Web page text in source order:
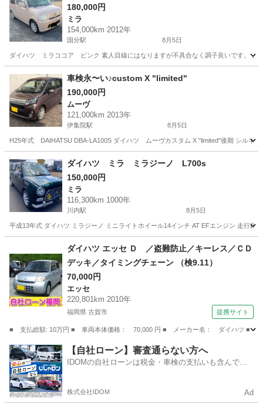
180,000円
ミラ
154,000km 2012年
国分駅 8月5日
ダイハツ ミラココア ピンク 素人目線にはなりますが不具合なく調子良いです。 よ
鹿児島 霧島市 国分駅
車検永〜い♪custom X "limited"
190,000円
ムーヴ
121,000km 2013年
伊集院駅 8月5日
H25年式 DAIHATSU DBA-LA100S ダイハツ ムーヴカスタム X "limited"後期 シル
鹿児島 日置市 伊集院駅 ムーヴ
ダイハツ ミラ ミラジーノ L700s
150,000円
ミラ
116,300km 1000年
川内駅 8月5日
平成13年式 ダイハツ ミラジーノ ミニライトホイール14インチ AT EFエンジン 走行
薩摩川内市 ミラ L700
ダイハツ エッセ Ｄ ／盗難防止／キーレス／ＣＤ
デッキ／タイミングチェーン （検9.11）
70,000円
エッセ
220,801km 2010年
福岡県 古賀市 提携サイト
■ 支払総額: 10万円 ■ 車両本体価格： 70,000 円 ■ メーカー名： ダイハツ ■
福岡 古賀市 エッセ
【自社ローン】審査通らない方へ
IDOMの自社ローンは税金・車検の支払いも含んでい
株式会社IDOM Ad